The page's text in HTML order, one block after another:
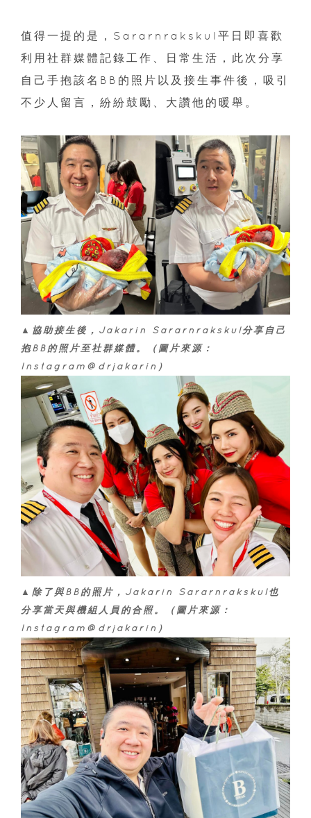
值得一提的是，Sararnrakskul平日即喜歡
利用社群媒體記錄工作、日常生活，此次分享
自己手抱該名BB的照片以及接生事件後，吸引
不少人留言，紛紛鼓勵、大讚他的暖舉。
▲協助接生後，Jakarin Sararnrakskul分享自己
抱BB的照片至社群媒體。（圖片來源：
Instagram@drjakarin）
▲除了與BB的照片，Jakarin Sararnrakskul也
分享當天與機組人員的合照。（圖片來源：
Instagram@drjakarin）